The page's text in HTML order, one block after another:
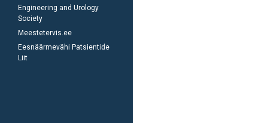
Engineering and Urology
Society
Meestetervis.ee
Eesnäärmevähi Patsientide
Liit